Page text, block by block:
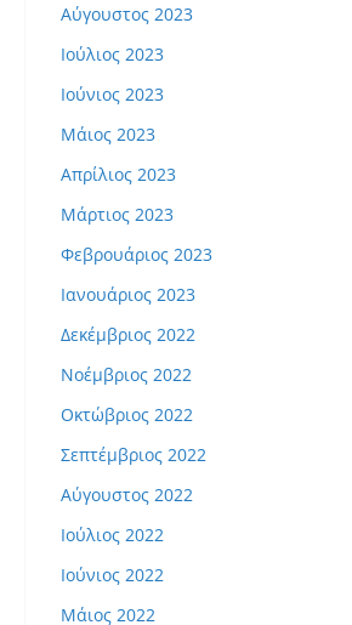
Αύγουστος 2023
Ιούλιος 2023
Ιούνιος 2023
Μάιος 2023
Απρίλιος 2023
Μάρτιος 2023
Φεβρουάριος 2023
Ιανουάριος 2023
Δεκέμβριος 2022
Νοέμβριος 2022
Οκτώβριος 2022
Σεπτέμβριος 2022
Αύγουστος 2022
Ιούλιος 2022
Ιούνιος 2022
Μάιος 2022